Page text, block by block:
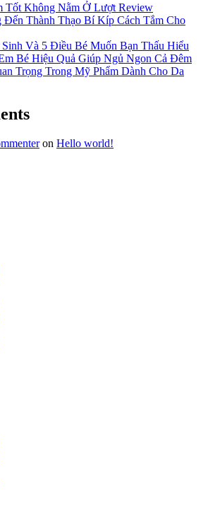
Tốt Không Nằm Ở Lượt Review
Đến Thành Thạo Bí Kíp Cách Tắm Cho
Sinh Và 5 Điều Bé Muốn Bạn Thấu Hiểu
Bé Hiệu Quả Giúp Ngủ Ngon Cả Đêm
Trọng Trong Mỹ Phẩm Dành Cho Da
on Hello world!